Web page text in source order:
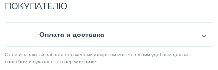
ПОКУПАТЕЛЮ
Оплата и доставка
Оплатить заказ и забрать оплаченные товары вы можете любым удобным для вас
способом из указанных в перечне ниже.